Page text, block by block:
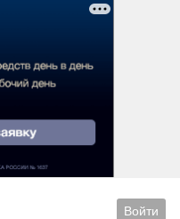
Войти